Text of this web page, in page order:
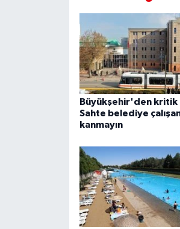
Büyükşehir'den kritik
Sahte belediye
kanmayın